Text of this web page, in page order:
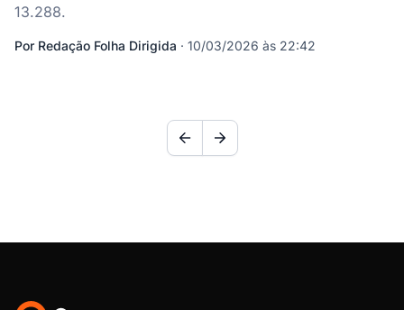
13.288.
Por Redação Folha Dirigida · 10/03/2026 às 22:42